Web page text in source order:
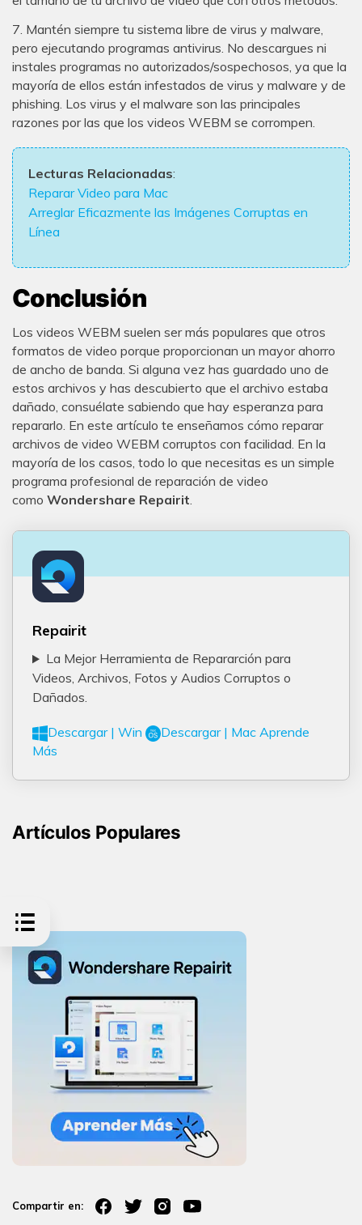
7. Mantén siempre tu sistema libre de virus y malware,
pero ejecutando programas antivirus. No descargues ni
instales programas no autorizados/sospechosos, ya que la
mayoría de ellos están infestados de virus y malware y de
phishing. Los virus y el malware son las principales
razones por las que los videos WEBM se corrompen.
Lecturas Relacionadas:
Reparar Video para Mac
Arreglar Eficazmente las Imágenes Corruptas en
Línea
Conclusión
Los videos WEBM suelen ser más populares que otros
formatos de video porque proporcionan un mayor ahorro
de ancho de banda. Si alguna vez has guardado uno de
estos archivos y has descubierto que el archivo estaba
dañado, consuélate sabiendo que hay esperanza para
repararlo. En este artículo te enseñamos cómo reparar
archivos de video WEBM corruptos con facilidad. En la
mayoría de los casos, todo lo que necesitas es un simple
programa profesional de reparación de video
como Wondershare Repairit.
Repairit
La Mejor Herramienta de Repararción para
Videos, Archivos, Fotos y Audios Corruptos o
Dañados.
Descargar | Win Descargar | Mac Aprende
Más
Artículos Populares
Compartir en: